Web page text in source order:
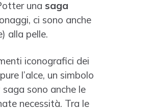
una saga
ci sono anche
alla pelle.
iconografici dei
l’alce, un simbolo
sono anche le
necessità. Tra le